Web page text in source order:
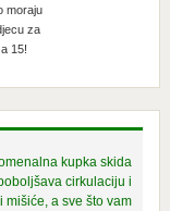
moraju
za
15!
kupka skida
cirkulaciju i
mišiće, a sve što vam